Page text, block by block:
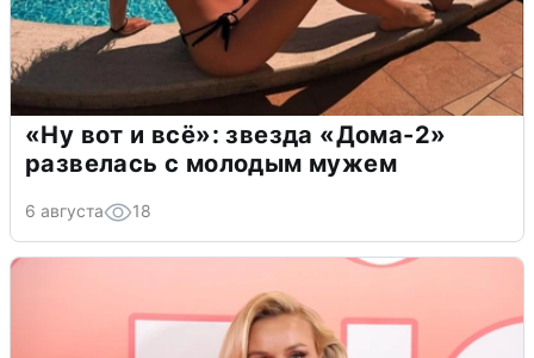
«Ну вот и всё»: звезда «Дома-2»
развелась с молодым мужем
6 августа 18